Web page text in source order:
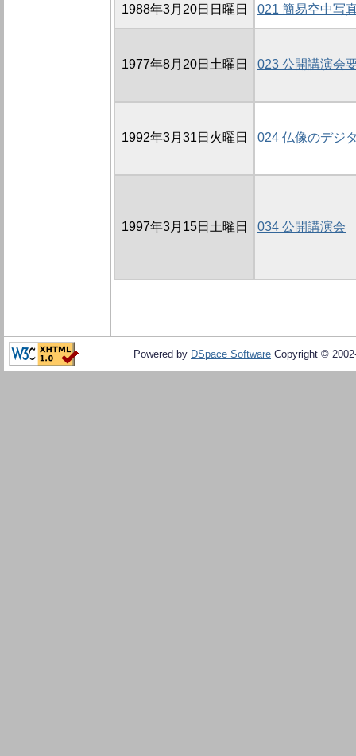
1988年3月20日日曜日 021 簡易空中写
1977年8月20日土曜日 023 公開講演会
1992年3月31日火曜日 024 仏像のデジ
1997年3月15日土曜日 034 公開講演会
Powered by DSpace Software Copyright ©